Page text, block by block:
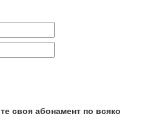
своя абонамент по всяко